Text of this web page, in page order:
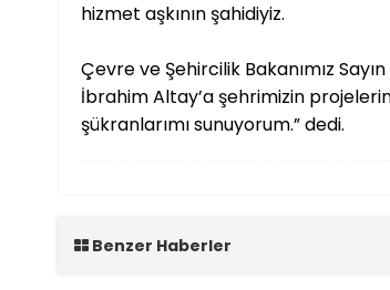
hizmet aşkının şahidiyiz.
Çevre ve Şehircilik Bakanımız
İbrahim Altay’a şehrimizin
şükranlarımı sunuyorum.” dedi.
Benzer Haberler